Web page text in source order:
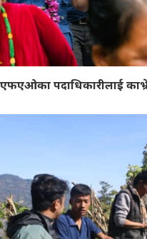
एफएओका पदाधिकारीलाई